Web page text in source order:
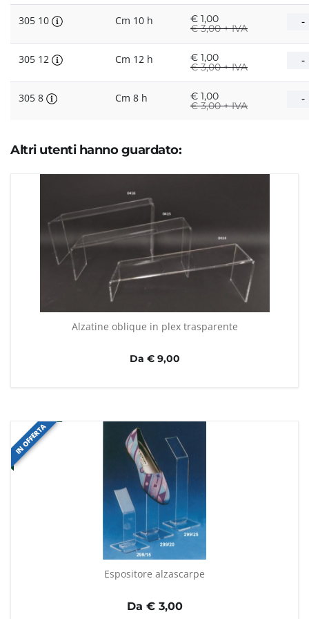
305 10 Cm 10 h € 1,00
€3,00 + IVA
305 12 Cm 12 h € 1,00
€3,00 + IVA
305 8 Cm 8 h € 1,00
€3,00 + IVA
Altri utenti hanno guardato:
Alzatine oblique in plex trasparente
Da € 9,00
IN OFFERTA
Espositore alzascarpe
Da €3,00